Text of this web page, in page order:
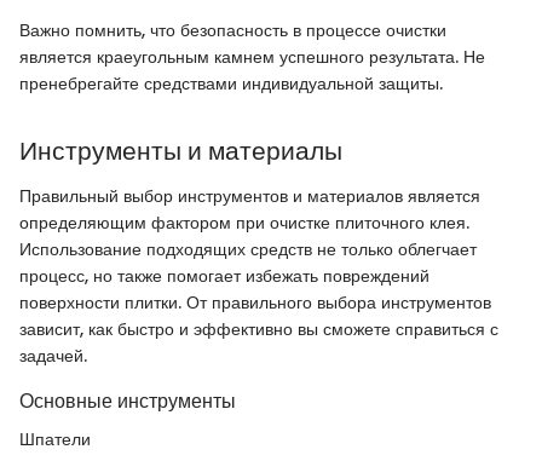
Важно помнить, что безопасность в процессе очистки
является краеугольным камнем успешного результата. Не
пренебрегайте средствами индивидуальной защиты.
Инструменты и материалы
Правильный выбор инструментов и материалов является
определяющим фактором при очистке плиточного клея.
Использование подходящих средств не только облегчает
процесс, но также помогает избежать повреждений
поверхности плитки. От правильного выбора инструментов
зависит, как быстро и эффективно вы сможете справиться с
задачей.
Основные инструменты
Шпатели